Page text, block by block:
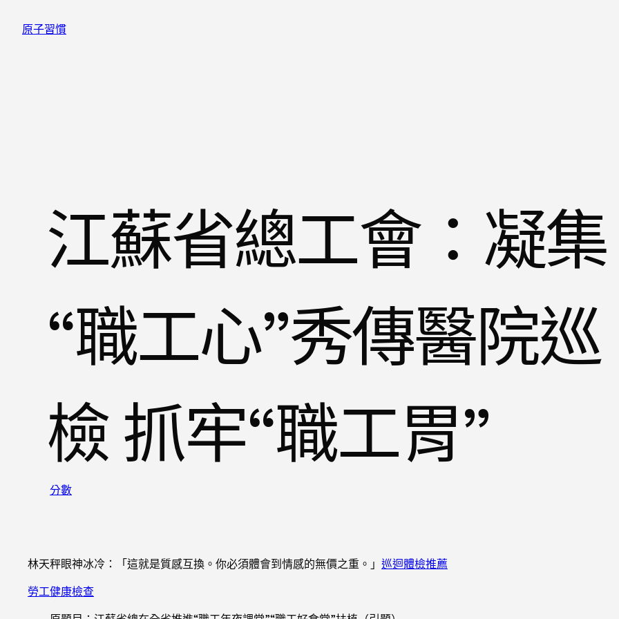
原子習慣
江蘇省總工會：凝集
“職工心”秀傳醫院巡
檢 抓牢“職工胃”
分數
林天秤眼神冰冷：「這就是質感互換。你必須體會到情感的無價之重。」 巡迴體檢推薦
勞工健康檢查